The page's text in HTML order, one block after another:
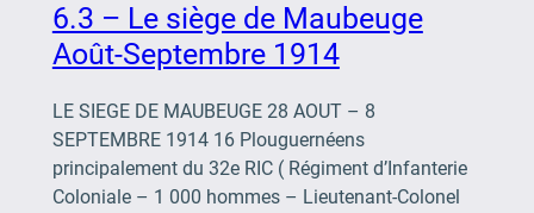
6.3 – Le siège de Maubeuge
Août-Septembre 1914
LE SIEGE DE MAUBEUGE 28 AOUT – 8
SEPTEMBRE 1914 16 Plouguernéens
principalement du 32e RIC ( Régiment d’Infanterie
Coloniale – 1 000 hommes – Lieutenant-Colonel